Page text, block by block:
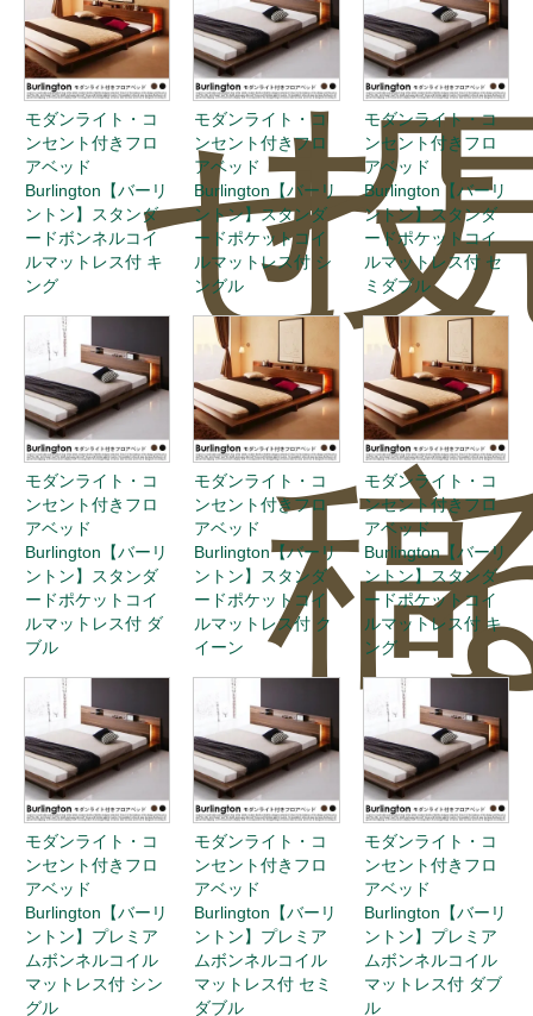
せ投
稿
モダンライト・コ
ンセント付きフロ
アベッド
Burlington【バーリ
ントン】スタンダ
ードボンネルコイ
ルマットレス付 キ
ング
モダンライト・コ
ンセント付きフロ
アベッド
Burlington【バーリ
ントン】スタンダ
ードポケットコイ
ルマットレス付 シ
ングル
モダンライト・コ
ンセント付きフロ
アベッド
Burlington【バーリ
ントン】スタンダ
ードポケットコイ
ルマットレス付 セ
ミダブル
モダンライト・コ
ンセント付きフロ
アベッド
Burlington【バーリ
ントン】スタンダ
ードポケットコイ
ルマットレス付 ダ
ブル
モダンライト・コ
ンセント付きフロ
アベッド
Burlington【バーリ
ントン】スタンダ
ードポケットコイ
ルマットレス付 ク
イーン
モダンライト・コ
ンセント付きフロ
アベッド
Burlington【バーリ
ントン】スタンダ
ードポケットコイ
ルマットレス付 キ
ング
モダンライト・コ
ンセント付きフロ
アベッド
Burlington【バーリ
ントン】プレミア
ムボンネルコイル
マットレス付 シン
グル
モダンライト・コ
ンセント付きフロ
アベッド
Burlington【バーリ
ントン】プレミア
ムボンネルコイル
マットレス付 セミ
ダブル
モダンライト・コ
ンセント付きフロ
アベッド
Burlington【バーリ
ントン】プレミア
ムボンネルコイル
マットレス付 ダブ
ル